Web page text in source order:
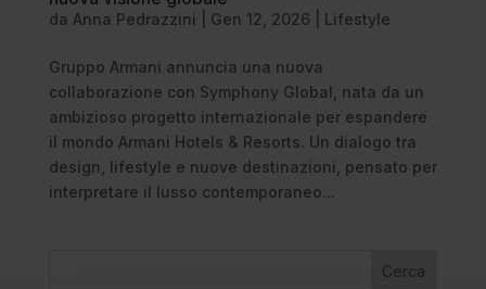
da Anna Pedrazzini Gen 12, 2026 Lifestyle
Gruppo Armani annuncia una nuova
collaborazione con Symphony Global, nata da un
ambizioso progetto internazionale per espandere
il mondo Armani Hotels & Resorts. Un dialogo tra
design, lifestyle e nuove destinazioni, pensato per
interpretare il lusso contemporaneo...
Cerca